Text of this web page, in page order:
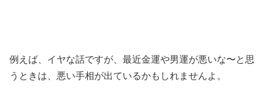
例えば、イヤな話ですが、最近金運や男運が悪いな〜と思
うときは、悪い手相が出ているかもしれませんよ。